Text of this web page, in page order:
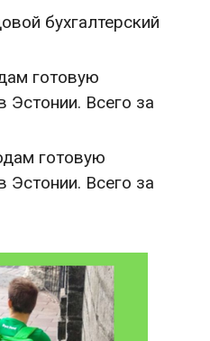
бухгалтерский
готовую
Эстонии. Всего за
готовую
Эстонии. Всего за